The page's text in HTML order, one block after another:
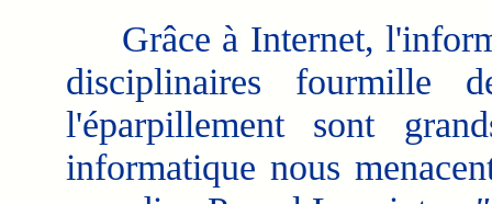
Grâce à Internet,
disciplinaires fourmille
l'éparpillement sont
informatique nous